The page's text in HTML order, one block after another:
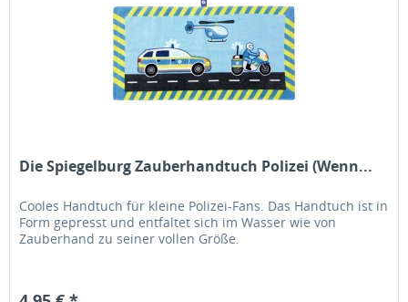
Die Spiegelburg Zauberhandtuch Polizei (Wenn...
Cooles Handtuch für kleine Polizei-Fans. Das Handtuch ist in
Form gepresst und entfaltet sich im Wasser wie von
Zauberhand zu seiner vollen Größe.